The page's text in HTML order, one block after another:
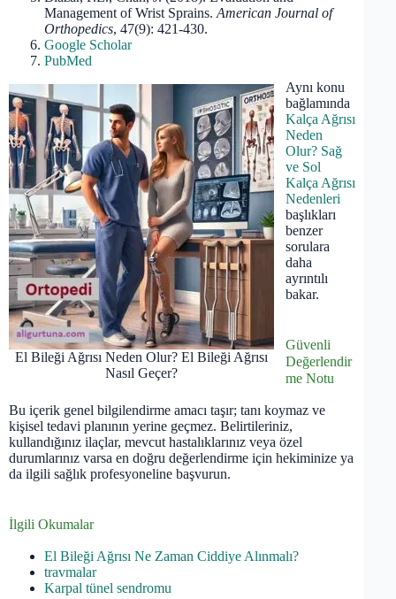
Management of Wrist Sprains. American Journal of
Orthopedics, 47(9): 421-430.
Google Scholar
PubMed
El Bileği Ağrısı Neden Olur? El Bileği Ağrısı
Nasıl Geçer?
Aynı konu
bağlamında
Kalça Ağrısı
Neden
Olur? Sağ
ve Sol
Kalça Ağrısı
Nedenleri
başlıkları
benzer
sorulara
daha
ayrıntılı
bakar.
Güvenli
Değerlendir
me Notu
Bu içerik genel bilgilendirme amacı taşır; tanı koymaz ve
kişisel tedavi planının yerine geçmez. Belirtileriniz,
kullandığınız ilaçlar, mevcut hastalıklarınız veya özel
durumlarınız varsa en doğru değerlendirme için hekiminize ya
da ilgili sağlık profesyoneline başvurun.
İlgili Okumalar
El Bileği Ağrısı Ne Zaman Ciddiye Alınmalı?
travmalar
Karpal tünel sendromu